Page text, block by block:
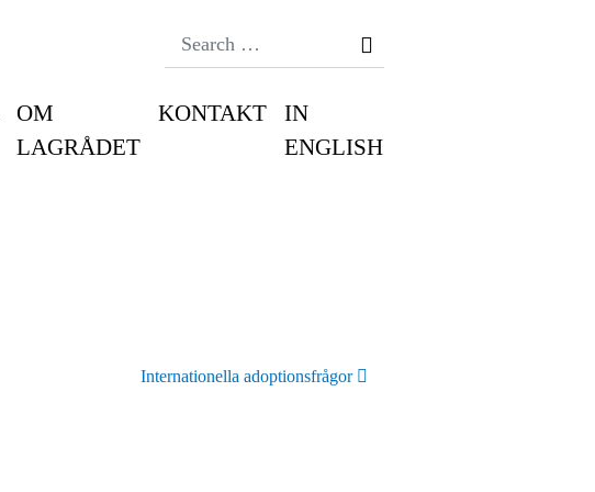
OM
LAGRÅDET
KONTAKT
IN
ENGLISH
Internationella adoptionsfrågor